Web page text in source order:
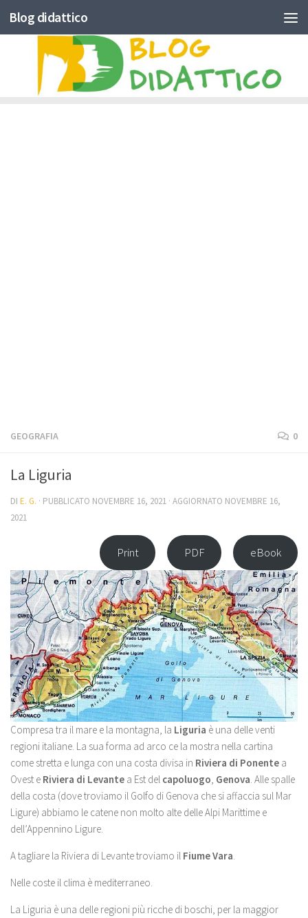
Skip to content
Blog didattico
GEOGRAFIA 0
La Liguria
DI E. G. · PUBBLICATO NOVEMBRE 16, 2021 · AGGIORNATO NOVEMBRE 16,
2021
Print PDF eBook
Compresa tra il mare e la montagna, la Liguria è una delle venti
regioni italiane. La sua forma ad arco ce la mostra nella cartina
come stretta e lunga con una costa divisa in Riviera di Ponente a
Ovest e Riviera di Levante a Est del capoluogo Genova . Alle spalle
della costa (dove troviamo il Golfo di Genova che si affaccia sul Mar
Ligure) abbiamo le catene non molto alte delle Alpi Marittime e
dell’Appennino Ligure.
A tagliare la Riviera di Levante troviamo il Fiume Vara
Nelle coste il clima è mediterraneo.
La Liguria è una delle regioni più ricche di boschi, per la maggior